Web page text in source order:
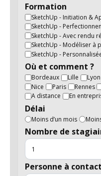
Formation
SketchUp - Initiation &
SketchUp -
SketchUp - Avec rendu
SketchUp - Modéliser à
SketchUp -
Où et comment ?
Bordeaux Lille Lyon
Nice
Paris Rennes
A distance
En
Délai
Moins d’un mois
Nombre de
Personne à